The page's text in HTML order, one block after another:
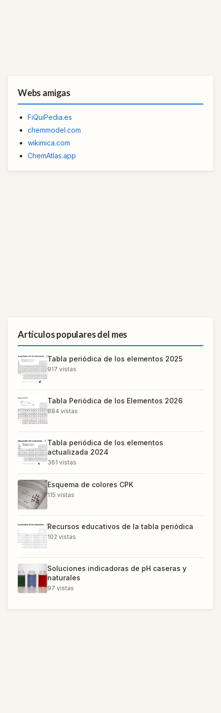
Webs amigas
FiQuiPedia.es
chemmodel.com
wikimica.com
ChemAtlas.app
Artículos populares del mes
Tabla periódica de los elementos 2025
917 vistas
Tabla Periódica de los Elementos 2026
884 vistas
Tabla periódica de los elementos
actualizada 2024
361 vistas
Esquema de colores CPK
115 vistas
Recursos educativos de la tabla periódica
102 vistas
Soluciones indicadoras de pH caseras y
naturales
97 vistas